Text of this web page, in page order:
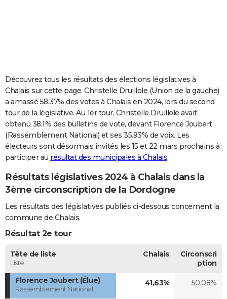
Carte de Noël
Carte Bonne année
Carte Saint-Valentin
Carte Pâques
Carte d'anniversaire
DICTIONNAIRE
Dictionnaire
Biographies
Citations
Expressions
Proverbes
PROGRAMME TV
COPAINS D'AVANT
S'inscrire
Se connecter
Lycées
Collèges
Primaires
Universités
Entreprises
Service militaire
Avis de recherche
AVIS DE DÉCÈS
FORUM
Bricolage
Lifestyle
Culture
Sport
Auto
Television
Voyage
Cinema
Découvrez tous les résultats des élections législatives à
Chalais sur cette page. Christelle Druillole (Union de la gauche)
a amassé 58.37% des votes à Chalais en 2024, lors du second
tour de la législative. Au 1er tour, Christelle Druillole avait
obtenu 38.1% des bulletins de vote, devant Florence Joubert
(Rassemblement National) et ses 35.93% de voix. Les
électeurs sont désormais invités les 15 et 22 mars prochains à
participer au résultat des municipales à Chalais.
Résultats législatives 2024 à Chalais dans la
3ème circonscription de la Dordogne
Les résultats des législatives publiés ci-dessous concernent la
commune de Chalais.
Résultat 2e tour
Tête de liste
Liste
Chalais
Circonscri
ption
Florence Joubert (Élue)
Rassemblement National
41,63% 50,08%